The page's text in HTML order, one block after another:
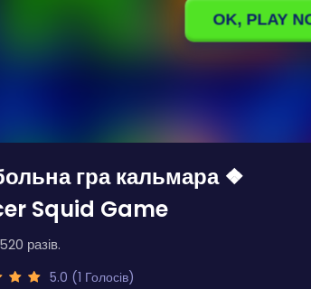
гра кальмара ❖
Squid Game
разів.
5.0 (1 Голосів)